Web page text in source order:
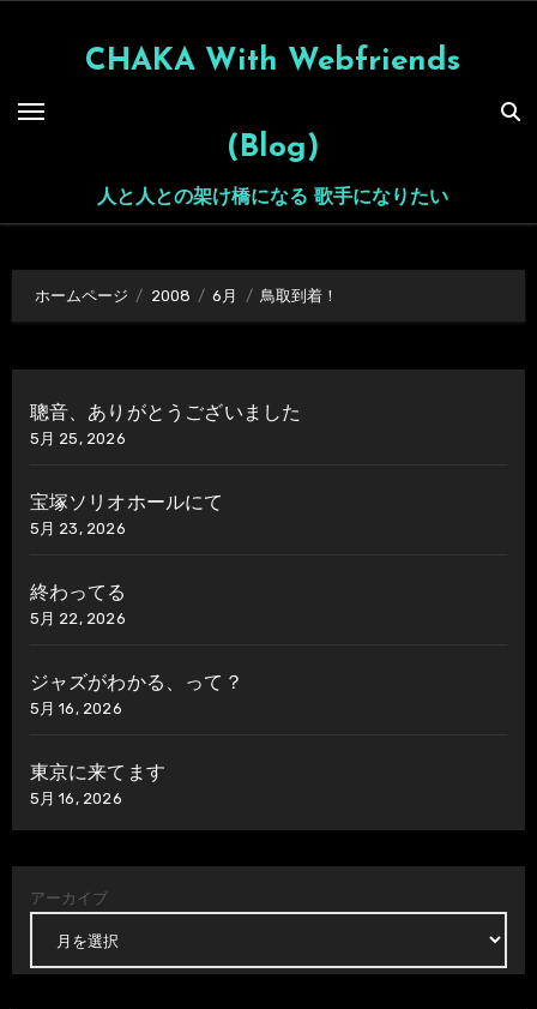
CHAKA With Webfriends
(Blog)
人と人との架け橋になる 歌手になりたい
ホームページ 2008 6月 鳥取到着！
聰音、ありがとうございました
5月 25, 2026
宝塚ソリオホールにて
5月 23, 2026
終わってる
5月 22, 2026
ジャズがわかる、って？
5月 16, 2026
東京に来てます
5月 16, 2026
アーカイブ